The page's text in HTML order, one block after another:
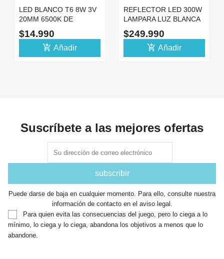
LED BLANCO T6 8W 3V
20MM 6500K DE
POTENCIA CON
DISIPADOR
$14.990
add_shopping_cart Añadir
REFLECTOR LED 300W
LAMPARA LUZ BLANCA
6500K IP65 110V 220V
$249.990
add_shopping_cart Añadir
Suscríbete a las mejores ofertas
Puede darse de baja en cualquier momento. Para ello, consulte nuestra
información de contacto en el aviso legal.
Para quien evita las consecuencias del juego, pero lo ciega a lo
mínimo, lo ciega y lo ciega, abandona los objetivos a menos que lo
abandone.